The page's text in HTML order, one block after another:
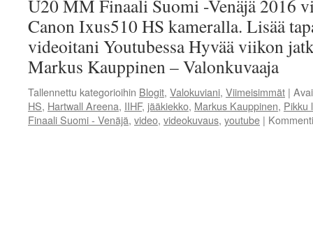
U20 MM Finaali Suomi -Venäjä 2016
Canon Ixus510 HS kameralla. Lisää
videoitani Youtubessa Hyvää viikon
Markus Kauppinen – Valonkuvaaja
Tallennettu kategorioihin Blogit, Valokuviani, Viimeisimmät |
HS, Hartwall Areena, IIHF, jääkiekko, Markus Kauppinen, Pikku
Finaali Suomi - Venäjä, video, videokuvaus, youtube |